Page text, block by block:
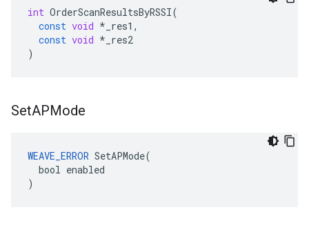
int OrderScanResultsByRSSI(
const void * _res1 ,
const void * _res2
)
SetAPMode
WEAVE_ERROR SetAPMode(
  bool enabled
)